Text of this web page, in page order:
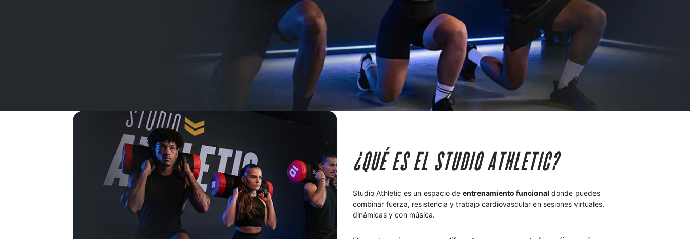
¿QUÉ ES EL STUDIO ATHLETIC?
Studio Athletic es un espacio de entrenamiento funcional donde puedes
combinar fuerza, resistencia y trabajo cardiovascular en sesiones virtuales,
dinámicas y con música.
Imagen